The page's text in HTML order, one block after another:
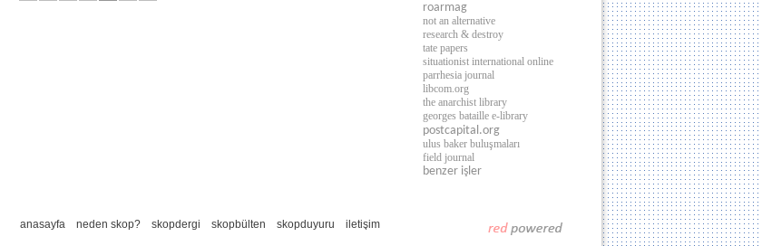
roarmag
not an alternative
research & destroy
tate papers
situationist international online
parrhesia journal
libcom.org
the anarchist library
georges bataille e-library
postcapital.org
ulus baker buluşmaları
field journal
benzer işler
anasayfa neden skop? skopdergi skopbülten skopduyuru iletişim